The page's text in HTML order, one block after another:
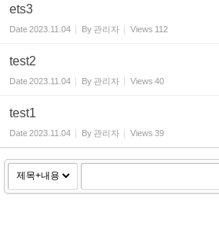
ets3
Date2023.11.04 By 관리자 Views 112
test2
Date2023.11.04 By 관리자 Views 40
test1
Date2023.11.04 By 관리자 Views 39